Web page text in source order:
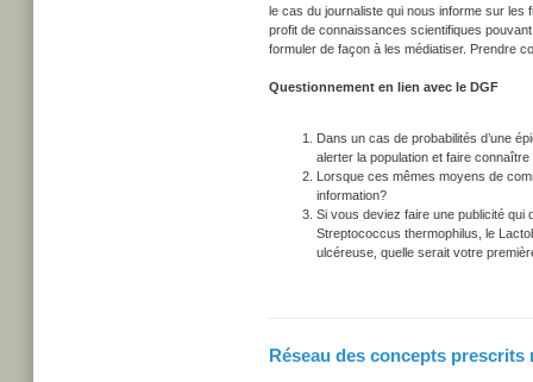
le cas du journaliste qui nous informe sur
profit de connaissances scientifiques
formuler de façon à les médiatiser. Prendre
Questionnement en lien avec le DGF
Dans un cas de probabilités d’une
alerter la population et faire
Lorsque ces mêmes moyens de
information?
Si vous deviez faire une publicité qui
Streptococcus thermophilus, le
ulcéreuse, quelle serait votre
Réseau des concepts prescrits